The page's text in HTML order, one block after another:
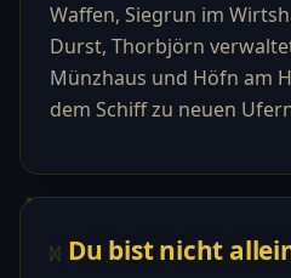
Waffen, Siegrun im
Durst, Thorbjörn
Münzhaus und Höfn am
dem Schiff zu neuen
Du bist nicht